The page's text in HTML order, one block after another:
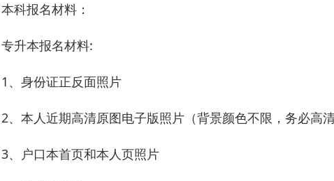
本科报名材料：
专升本报名材料:
1、身份证正反面照片
2、本人近期高清原图电子版照片（背景颜色不限，务必高
3、户口本首页和本人页照片